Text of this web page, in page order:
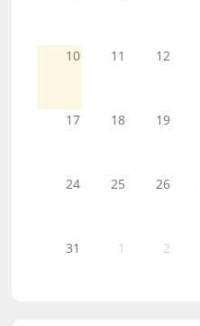
10 11 12
17 18 19
24 25 26
31 1 2